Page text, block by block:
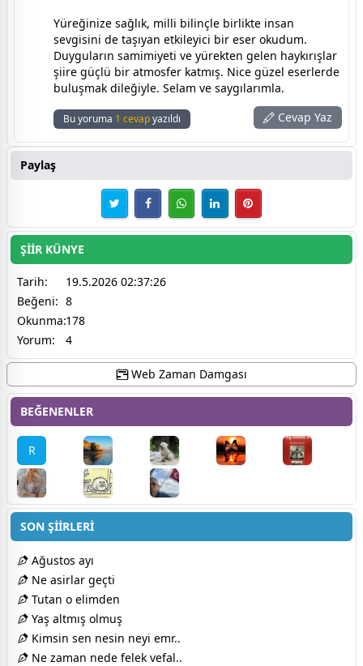
Yüreğinize sağlık, milli bilinçle birlikte insan
sevgisini de taşıyan etkileyici bir eser okudum.
Duyguların samimiyeti ve yürekten gelen haykırışlar
şiire güçlü bir atmosfer katmış. Nice güzel eserlerde
buluşmak dileğiyle. Selam ve saygılarımla.
Bu yoruma 1 cevapyazıldı Cevap Yaz
Paylaş
ŞİİR KÜNYE
Tarih:
19.5.2026 02:37:26
Beğeni: 8
Okunma:178
Yorum:
4
Web Zaman Damgası
BEĞENENLER
R
SON ŞİİRLERİ
Ağustos ayı
Ne asirlar geçti
Tutan o elimden
Yaş altmış olmuş
Kimsin sen nesin neyi emr..
Ne zaman nede felek vefal..